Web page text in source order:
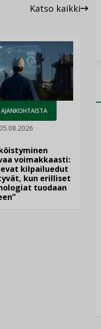
Katso kaikki
AJANKOHTAISTA
05.08.2026
voimakkaasti:
kilpailuedut
kun erilliset
tuodaan